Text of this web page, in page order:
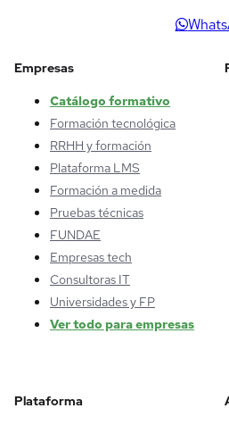
Empresas
Catálogo formativo
Formación tecnológica
RRHH y formación
Plataforma LMS
Formación a medida
Pruebas técnicas
FUNDAE
Empresas tech
Consultoras IT
Universidades y FP
Ver todo para empresas
Plataforma